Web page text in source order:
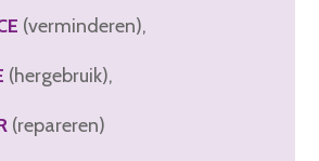
(verminderen),
(hergebruik),
(repareren)